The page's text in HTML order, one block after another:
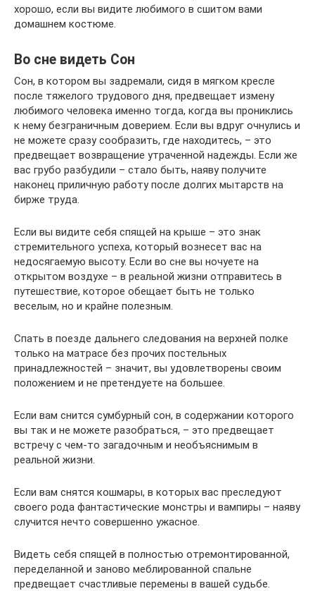
хорошо, если вы видите любимого в сшитом вами
домашнем костюме.
Во сне видеть Сон
Сон, в котором вы задремали, сидя в мягком кресле
после тяжелого трудового дня, предвещает измену
любимого человека именно тогда, когда вы прониклись
к нему безграничным доверием. Если вы вдруг очнулись и
не можете сразу сообразить, где находитесь, – это
предвещает возвращение утраченной надежды. Если же
вас грубо разбудили – стало быть, наяву получите
наконец приличную работу после долгих мытарств на
бирже труда.
Если вы видите себя спящей на крыше – это знак
стремительного успеха, который вознесет вас на
недосягаемую высоту. Если во сне вы ночуете на
открытом воздухе – в реальной жизни отправитесь в
путешествие, которое обещает быть не только
веселым, но и крайне полезным.
Спать в поезде дальнего следования на верхней полке
только на матрасе без прочих постельных
принадлежностей – значит, вы удовлетворены своим
положением и не претендуете на большее.
Если вам снится сумбурный сон, в содержании которого
вы так и не можете разобраться, – это предвещает
встречу с чем-то загадочным и необъяснимым в
реальной жизни.
Если вам снятся кошмары, в которых вас преследуют
своего рода фантастические монстры и вампиры – наяву
случится нечто совершенно ужасное.
Видеть себя спящей в полностью отремонтированной,
переделанной и заново меблированной спальне
предвещает счастливые перемены в вашей судьбе.